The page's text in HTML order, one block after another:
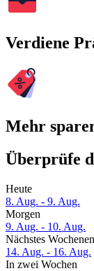
Verdiene
Mehr
Überprüfe
Heute
8. Aug. - 9. Aug.
Morgen
9. Aug. - 10. Aug.
Nächstes
14. Aug. - 16. Aug.
In zwei Wochen